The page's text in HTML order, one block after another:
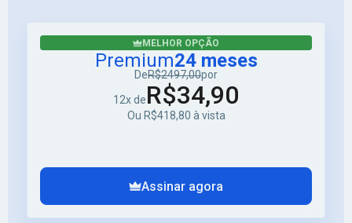
MELHOR OPÇÃO
Premium24 meses
DeR$2497,00por
12x deR$34,90
Ou R$418,80 à vista
Assinar agora